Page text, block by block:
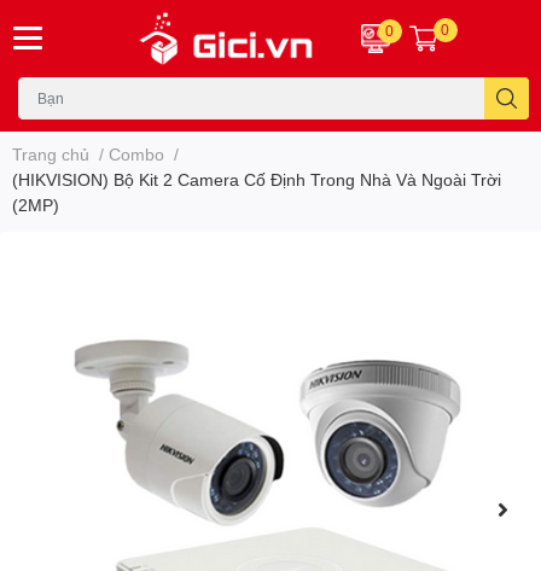
0 0
Trang chủ / Combo /
(HIKVISION) Bộ Kit 2 Camera Cố Định Trong Nhà Và Ngoài Trời
(2MP)